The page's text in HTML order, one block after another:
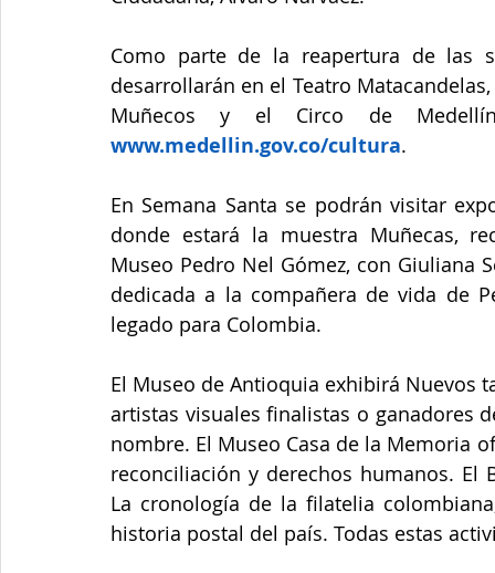
Como parte de la reapertura de las
desarrollarán en el Teatro
www.medellin.gov.co/cultura.
En Semana Santa se podrán visitar
donde estará la muestra Muñecas,
Museo Pedro Nel Gómez, con Giuliana
dedicada a la compañera de vida de
legado para Colombia.
El Museo de Antioquia exhibirá Nuevos
artistas visuales finalistas o ganadores
nombre. El Museo Casa de la Memoria
reconciliación y derechos humanos. El
La cronología de la filatelia
historia postal del país. Todas estas